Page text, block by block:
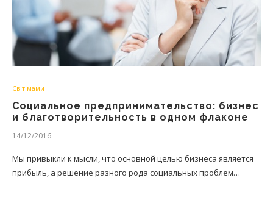
Світ мами
Социальное предпринимательство: бизнес
и благотворительность в одном флаконе
14/12/2016
Мы привыкли к мысли, что основной целью бизнеса является
прибыль, а решение разного рода социальных проблем…